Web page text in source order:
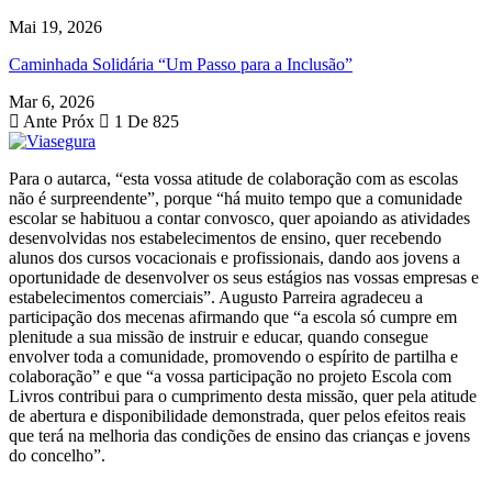
Mai 19, 2026
Caminhada Solidária “Um Passo para a Inclusão”
Mar 6, 2026
Ante Próx 1 De 825
Para o autarca, “esta vossa atitude de colaboração com as escolas
não é surpreendente”, porque “há muito tempo que a comunidade
escolar se habituou a contar convosco, quer apoiando as atividades
desenvolvidas nos estabelecimentos de ensino, quer recebendo
alunos dos cursos vocacionais e profissionais, dando aos jovens a
oportunidade de desenvolver os seus estágios nas vossas empresas e
estabelecimentos comerciais”. Augusto Parreira agradeceu a
participação dos mecenas afirmando que “a escola só cumpre em
plenitude a sua missão de instruir e educar, quando consegue
envolver toda a comunidade, promovendo o espírito de partilha e
colaboração” e que “a vossa participação no projeto Escola com
Livros contribui para o cumprimento desta missão, quer pela atitude
de abertura e disponibilidade demonstrada, quer pelos efeitos reais
que terá na melhoria das condições de ensino das crianças e jovens
do concelho”.